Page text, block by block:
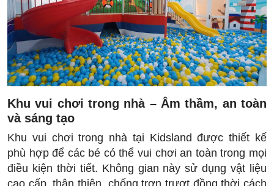
Khu vui chơi trong nhà – Âm thầm, an toàn
và sáng tạo
Khu vui chơi trong nhà tại Kidsland được thiết kế
phù hợp để các bé có thể vui chơi an toàn trong mọi
điều kiện thời tiết. Không gian này sử dụng vật liệu